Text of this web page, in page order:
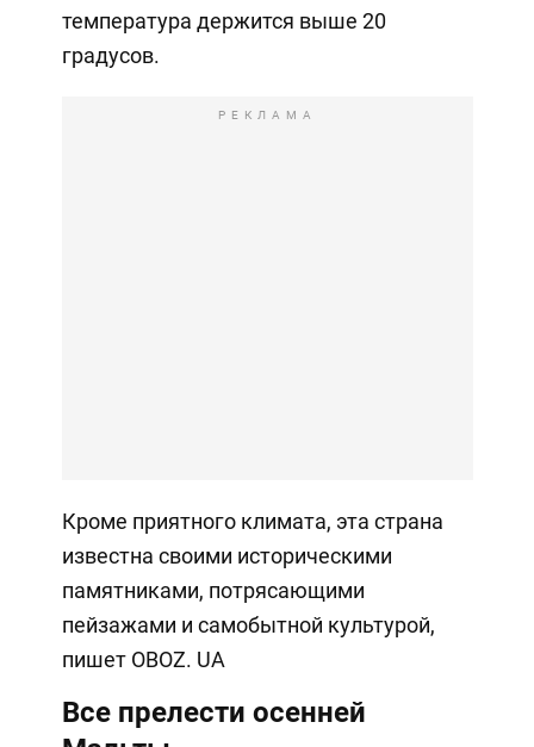
температура держится выше 20
градусов.
РЕКЛАМА
Кроме приятного климата, эта страна
известна своими историческими
памятниками, потрясающими
пейзажами и самобытной культурой,
пишет OBOZ. UA
Все прелести осенней